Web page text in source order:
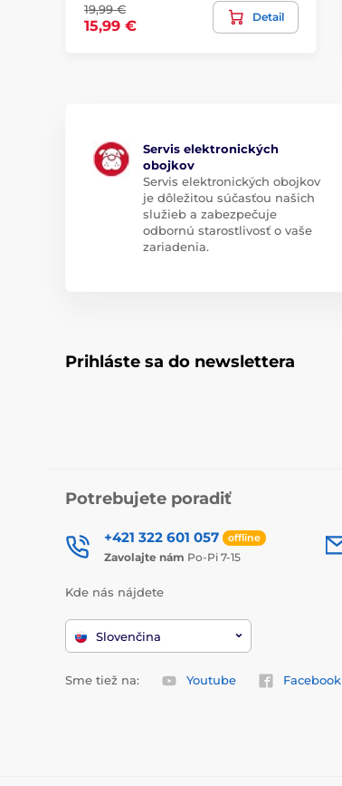
19,99 €
15,99 €
Detail
Servis elektronických
obojkov
Servis elektronických obojkov
je dôležitou súčasťou našich
služieb a zabezpečuje
odbornú starostlivosť o vaše
zariadenia.
Prihláste sa do newslettera
Potrebujete poradiť
+421 322 601 057 offline
Zavolajte nám Po-Pi 7-15
Kde nás nájdete
Slovenčina
Sme tiež na: Youtube Facebook